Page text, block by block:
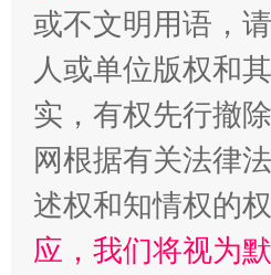
或不文明用语，
人或单位版权和
实，有权先行撤
网根据有关法律
述权和知情权的权
应，我们将视为